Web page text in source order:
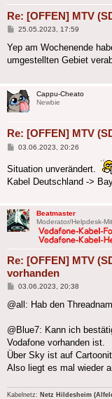
Re: [OFFEN] MTV
Beitrag
25.05.2023, 17:59
Yep am Wochenende
umgestellten Gebiet
Cappu-Cheato
Newbie
Re: [OFFEN] MTV
Beitrag
03.06.2023, 20:26
Situation unverändert.
Kabel Deutschland ->
Beatmaster
Moderator/Helpdesk-
Re: [OFFEN] MTV
vorhanden
Beitrag
03.06.2023, 20:38
@all: Hab den
@Blue7: Kann ich
Vodafone vorhanden ist.
Über Sky ist auf
Also liegt es mal wieder
Kabelnetz: Netz Hildesheim